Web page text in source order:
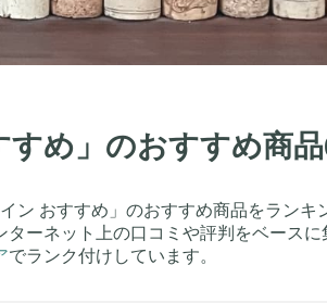
すめ」のおすすめ商
ン おすすめ」のおすすめ商品をランキ
ターネット上の口コミや評判をベースに
でランク付けしています。